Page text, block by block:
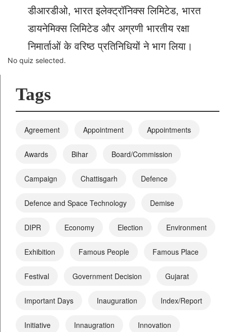
डीआरडीओ, भारत इलेक्ट्रॉनिक्स लिमिटेड, भारत
डायनेमिक्स लिमिटेड और अग्रणी भारतीय रक्षा
निमार्ताओं के वरिष्ठ प्रतिनिधियों ने भाग लिया।
No quiz selected.
Tags
Agreement Appointment Appointments
Awards Bihar Board/Commission
Campaign Chattisgarh Defence
Defence and Space Technology Demise
DIPR Economy Election Environment
Exhibition Famous People Famous Place
Festival Government Decision Gujarat
Important Days Inauguration Index/Report
Initiative Innaugration Innovation